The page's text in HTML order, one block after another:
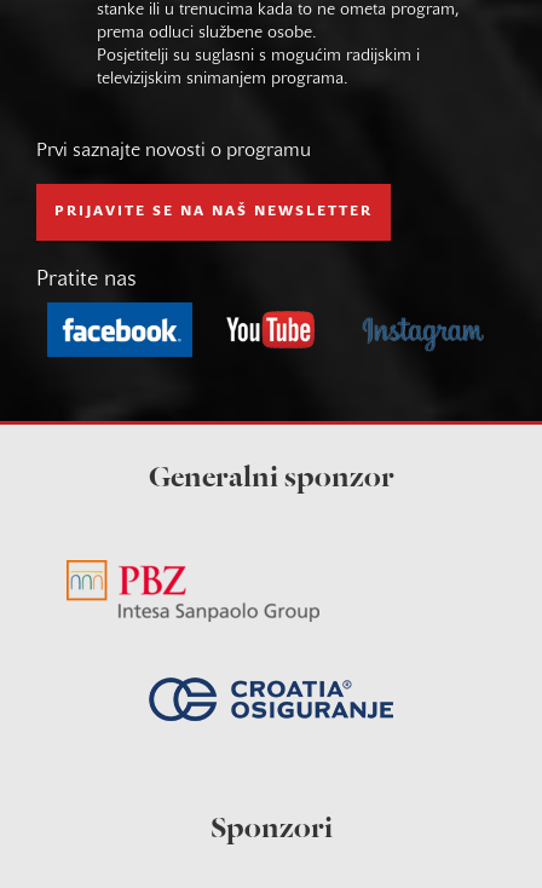
stanke ili u trenucima kada to ne ometa program,
prema odluci službene osobe.
Posjetitelji su suglasni s mogućim radijskim i
televizijskim snimanjem programa.
Prvi saznajte novosti o programu
PRIJAVITE SE NA NAŠ NEWSLETTER
Pratite nas
Generalni sponzor
Sponzori